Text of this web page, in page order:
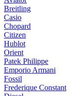
Breitling
Casio
Chopard
Citizen
Hublot
Orient
Patek Philippe
Emporio Armani
Fossil
Frederique Constant